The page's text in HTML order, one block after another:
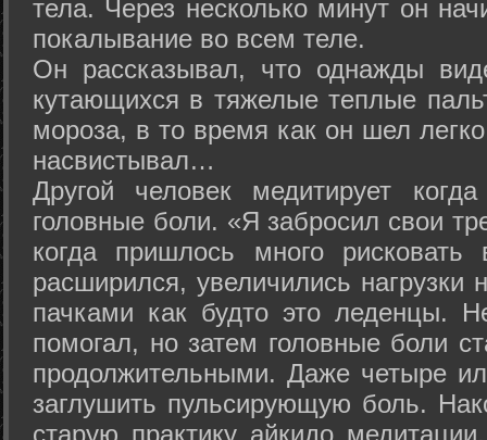
тела. Через несколько минут он
покалывание во всем теле.
Он рассказывал, что однажды
кутающихся в тяжелые теплые
мороза, в то время как он шел
насвистывал…
Другой человек медитирует
головные боли. «Я забросил свои
когда пришлось много
расширился, увеличились нагрузки
пачками как будто это леденцы.
помогал, но затем головные боли
продолжительными. Даже четыре
заглушить пульсирующую боль.